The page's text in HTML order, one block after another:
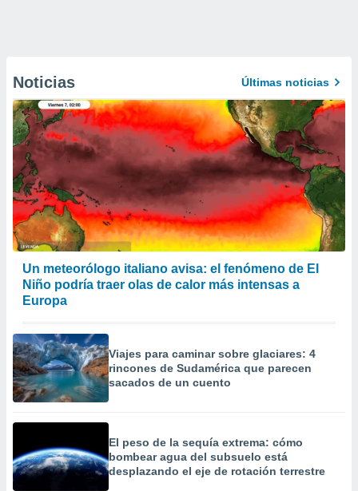
Noticias Últimas noticias
Un meteorólogo italiano avisa: el fenómeno de El
Niño podría traer olas de calor más intensas a
Europa
Viajes para caminar sobre glaciares: 4
rincones de Sudamérica que parecen
sacados de un cuento
El peso de la sequía extrema: cómo
bombear agua del subsuelo está
desplazando el eje de rotación terrestre